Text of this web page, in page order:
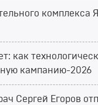
комплекса
как
кампанию-2026
Сергей Егоров